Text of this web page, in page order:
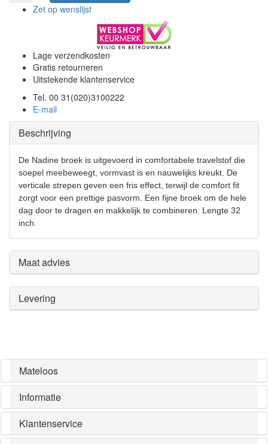
Zet op wenslijst
Lage verzendkosten
Gratis retourneren
Uitstekende klantenservice
Tel. 00 31(020)3100222
E-mail
Beschrijving
De Nadine broek is uitgevoerd in comfortabele travelstof die
soepel meebeweegt, vormvast is en nauwelijks kreukt. De
verticale strepen geven een fris effect, terwijl de comfort fit
zorgt voor een prettige pasvorm. Een fijne broek om de hele
dag door te dragen en makkelijk te combineren. Lengte 32
inch.
Maat advies
Levering
Mateloos
Informatie
Klantenservice